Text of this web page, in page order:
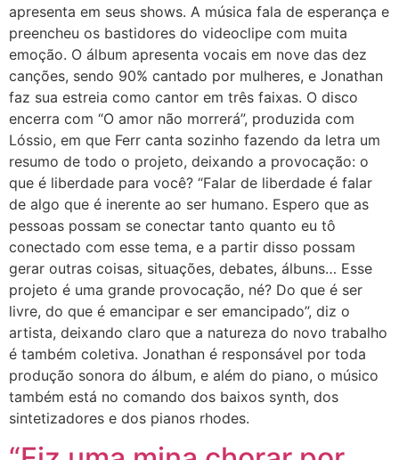
apresenta em seus shows. A música fala de esperança e
preencheu os bastidores do videoclipe com muita
emoção. O álbum apresenta vocais em nove das dez
canções, sendo 90% cantado por mulheres, e Jonathan
faz sua estreia como cantor em três faixas. O disco
encerra com “O amor não morrerá”, produzida com
Lóssio, em que Ferr canta sozinho fazendo da letra um
resumo de todo o projeto, deixando a provocação: o
que é liberdade para você? “Falar de liberdade é falar
de algo que é inerente ao ser humano. Espero que as
pessoas possam se conectar tanto quanto eu tô
conectado com esse tema, e a partir disso possam
gerar outras coisas, situações, debates, álbuns… Esse
projeto é uma grande provocação, né? Do que é ser
livre, do que é emancipar e ser emancipado”, diz o
artista, deixando claro que a natureza do novo trabalho
é também coletiva. Jonathan é responsável por toda
produção sonora do álbum, e além do piano, o músico
também está no comando dos baixos synth, dos
sintetizadores e dos pianos rhodes.